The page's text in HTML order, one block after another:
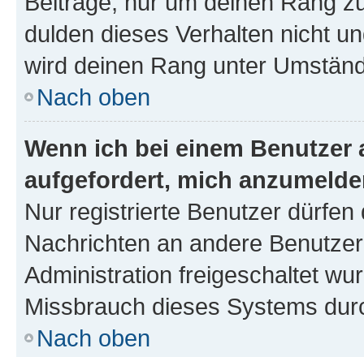
dulden dieses Verhalten nicht
wird deinen Rang unter
Nach oben
Wenn ich bei einem
aufgefordert, mich
Nur registrierte Benutzer
Nachrichten an andere
Administration freigeschaltet
Missbrauch dieses Systems
Nach oben